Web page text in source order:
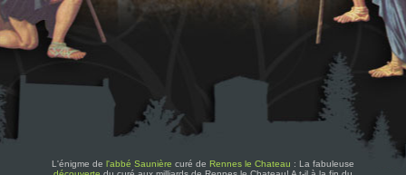
L'énigme de l'abbé Saunière curé de Rennes le Chateau : La fabuleuse